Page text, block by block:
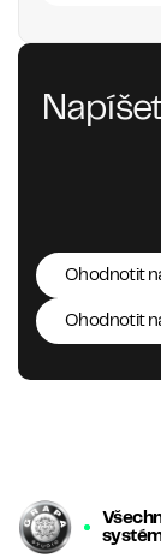
Ohodnotit
Ohodnotit